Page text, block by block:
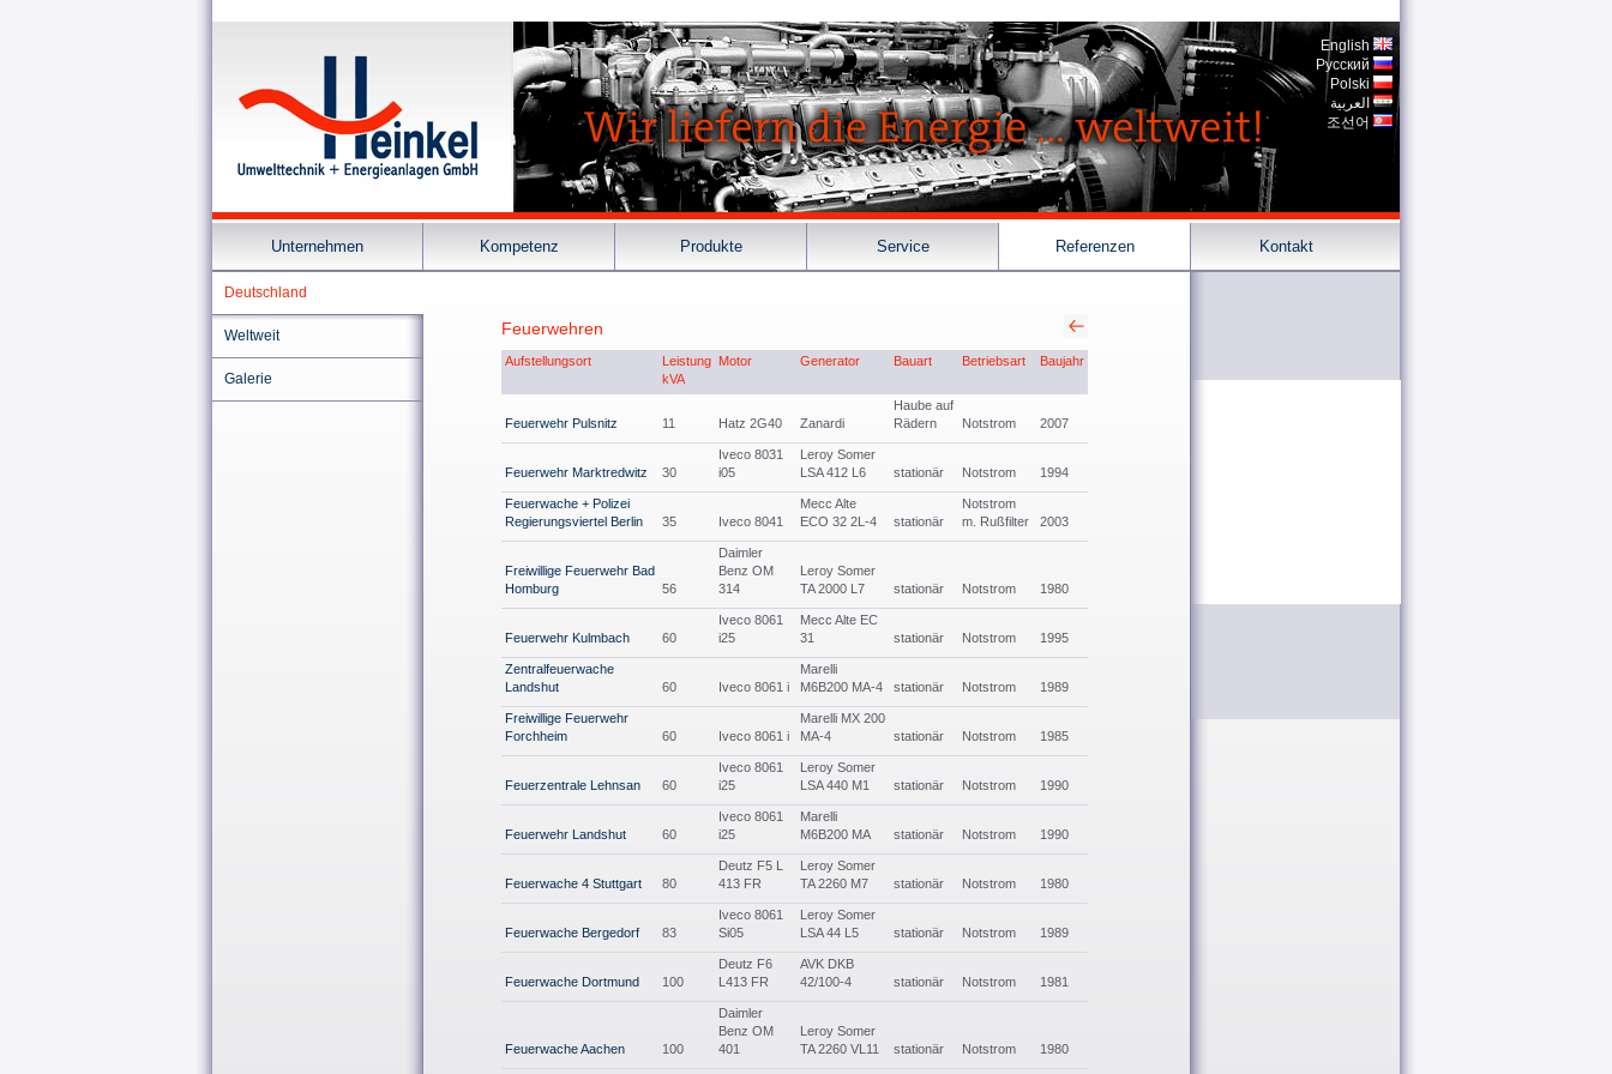
Unternehmen Kompetenz Produkte Service Referenzen Kontakt
English
Pусский
Polski
العربية
조선어
Deutschland
Weltweit
Galerie
Feuerwehren
Aufstellungsort
Leistung
kVA
Motor Generator Bauart Betriebsart Baujahr
Feuerwehr Pulsnitz 11 Hatz 2G40 Zanardi
Haube auf
Rädern
Notstrom 2007
Feuerwehr Marktredwitz 30
Iveco 8031
i05
Leroy Somer
LSA 412 L6
stationär Notstrom 1994
Feuerwache + Polizei
Regierungsviertel Berlin
35 Iveco 8041
Mecc Alte
ECO 32 2L-4
stationär
Notstrom
m. Rußfilter
2003
Freiwillige Feuerwehr Bad
Homburg
56
Daimler
Benz OM
314
Leroy Somer
TA 2000 L7
stationär Notstrom 1980
Feuerwehr Kulmbach 60
Iveco 8061
i25
Mecc Alte EC
31
stationär Notstrom 1995
Zentralfeuerwache
Landshut
60 Iveco 8061 i
Marelli
M6B200 MA-4
stationär Notstrom 1989
Freiwillige Feuerwehr
Forchheim
60 Iveco 8061 i
Marelli MX 200
MA-4
stationär Notstrom 1985
Feuerzentrale Lehnsan 60
Iveco 8061
i25
Leroy Somer
LSA 440 M1
stationär Notstrom 1990
Feuerwehr Landshut 60
Iveco 8061
i25
Marelli
M6B200 MA
stationär Notstrom 1990
Feuerwache 4 Stuttgart 80
Deutz F5 L
413 FR
Leroy Somer
TA 2260 M7
stationär Notstrom 1980
Feuerwache Bergedorf 83
Iveco 8061
Si05
Leroy Somer
LSA 44 L5
stationär Notstrom 1989
Feuerwache Dortmund 100
Deutz F6
L413 FR
AVK DKB
42/100-4
stationär Notstrom 1981
Feuerwache Aachen 100
Daimler
Benz OM
401
Leroy Somer
TA 2260 VL11
stationär Notstrom 1980